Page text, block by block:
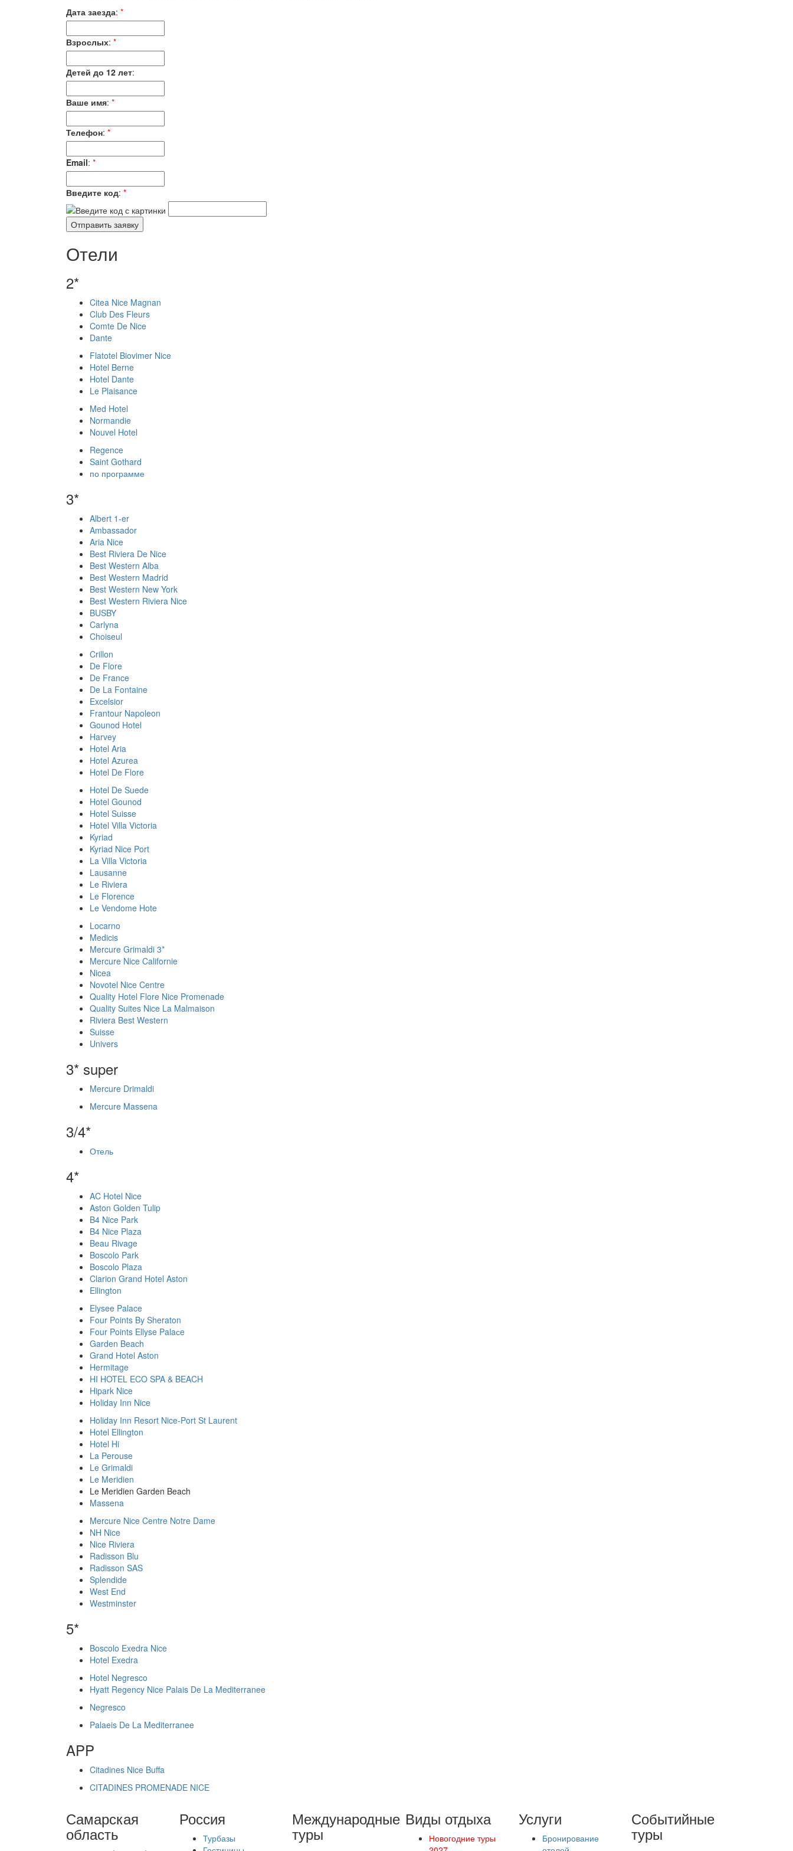
Дата заезда: *
Взрослых: *
Детей до 12 лет:
Ваше имя: *
Телефон: *
Email: *
Введите код: *
Отели
2*
Citea Nice Magnan
Club Des Fleurs
Comte De Nice
Dante
Flatotel Biovimer Nice
Hotel Berne
Hotel Dante
Le Plaisance
Med Hotel
Normandie
Nouvel Hotel
Regence
Saint Gothard
по программе
3*
Albert 1-er
Ambassador
Aria Nice
Best Riviera De Nice
Best Western Alba
Best Western Madrid
Best Western New York
Best Western Riviera Nice
BUSBY
Carlyna
Choiseul
Crillon
De Flore
De France
De La Fontaine
Excelsior
Frantour Napoleon
Gounod Hotel
Harvey
Hotel Aria
Hotel Azurea
Hotel De Flore
Hotel De Suede
Hotel Gounod
Hotel Suisse
Hotel Villa Victoria
Kyriad
Kyriad Nice Port
La Villa Victoria
Lausanne
Le Riviera
Le Florence
Le Vendome Hote
Locarno
Medicis
Mercure Grimaldi 3*
Mercure Nice Californie
Nicea
Novotel Nice Centre
Quality Hotel Flore Nice Promenade
Quality Suites Nice La Malmaison
Riviera Best Western
Suisse
Univers
3* super
Mercure Drimaldi
Mercure Massena
3/4*
Отель
4*
AC Hotel Nice
Aston Golden Tulip
B4 Nice Park
B4 Nice Plaza
Beau Rivage
Boscolo Park
Boscolo Plaza
Clarion Grand Hotel Aston
Ellington
Elysee Palace
Four Points By Sheraton
Four Points Ellyse Palaсe
Garden Beach
Grand Hotel Aston
Hermitage
HI HOTEL ECO SPA & BEACH
Hipark Nice
Holiday Inn Nice
Holiday Inn Resort Nice-Port St Laurent
Hotel Ellington
Hotel Hi
La Perouse
Le Grimaldi
Le Meridien
Le Meridien Garden Beach
Massena
Mercure Nice Centre Notre Dame
NH Nice
Nice Riviera
Radisson Blu
Radisson SAS
Splendide
West End
Westminster
5*
Boscolo Exedra Nice
Hotel Exedra
Hotel Negresco
Hyatt Regency Nice Palais De La Mediterranee
Negresco
Palaeis De La Mediterranee
APP
Citadines Nice Buffa
CITADINES PROMENADE NICE
Самарская
область
Россия
Турбазы
Международные
туры
Виды отдыха
Новогодние туры
Услуги
Бронирование
Событийные
туры